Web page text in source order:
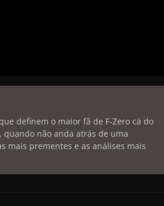
definem o maior fã de F-Zero cá do
não anda atrás de uma
mais prementes e as análises mais